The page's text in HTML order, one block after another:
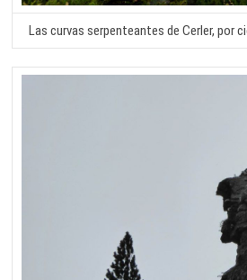
Las curvas serpenteantes de Cerler, por